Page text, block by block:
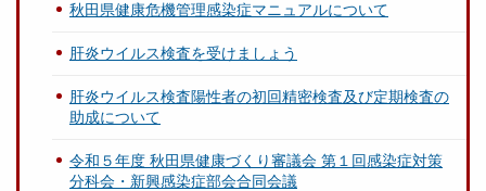
秋田県健康危機管理感染症マニュアルについて
肝炎ウイルス検査を受けましょう
肝炎ウイルス検査陽性者の初回精密検査及び定期検査の
助成について
令和５年度 秋田県健康づくり審議会 第１回感染症対策
分科会・新興感染症部会合同会議